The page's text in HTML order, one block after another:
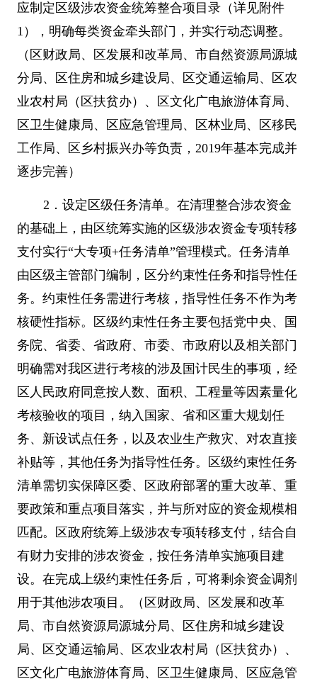
应制定区级涉农资金统筹整合项目录（详见附件
1 ），明确每类资金牵头部门，并实行动态调整。
（区财政局、区发展和改革局、市自然资源局源城
分局、区住房和城乡建设局、区交通运输局、区农
业农村局（区扶贫办）、区文化广电旅游体育局、
区卫生健康局、区应急管理局、区林业局、区移民
工作局、区乡村振兴办等负责， 2019年基本完成并
逐步完善）
2 ．设定区级任务清单。在清理整合涉农资金
的基础上，由区统筹实施的区级涉农资金专项转移
支付实行“大专项+任务清单”管理模式。任务清单
由区级主管部门编制，区分约束性任务和指导性任
务。约束性任务需进行考核，指导性任务不作为考
核硬性指标。区级约束性任务主要包括党中央、国
务院、省委、省政府、市委、市政府以及相关部门
明确需对我区进行考核的涉及国计民生的事项，经
区人民政府同意按人数、面积、工程量等因素量化
考核验收的项目，纳入国家、省和区重大规划任
务、新设试点任务，以及农业生产救灾、对农直接
补贴等，其他任务为指导性任务。区级约束性任务
清单需切实保障区委、区政府部署的重大改革、重
要政策和重点项目落实，并与所对应的资金规模相
匹配。区政府统筹上级涉农专项转移支付，结合自
有财力安排的涉农资金，按任务清单实施项目建
设。在完成上级约束性任务后，可将剩余资金调剂
用于其他涉农项目。（区财政局、区发展和改革
局、市自然资源局源城分局、区住房和城乡建设
局、区交通运输局、区农业农村局（区扶贫办）、
区文化广电旅游体育局、区卫生健康局、区应急管